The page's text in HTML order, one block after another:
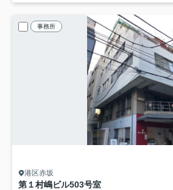
事務所
港区赤坂
第１村嶋ビル503号室